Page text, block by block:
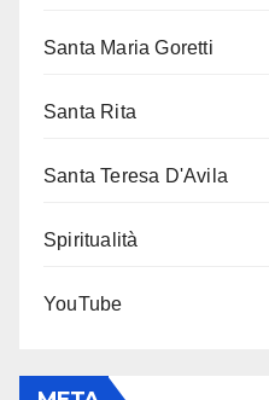
Santa Maria Goretti
Santa Rita
Santa Teresa D'Avila
Spiritualità
YouTube